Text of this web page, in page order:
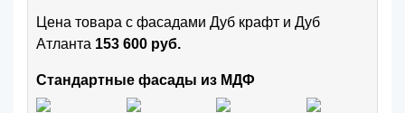
Цена товара с фасадами Дуб крафт и Дуб
Атланта 153 600 руб.
Стандартные фасады из МДФ